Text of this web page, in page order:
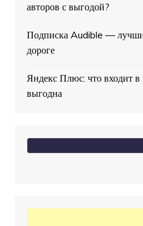
авторов с выгодой?
Подписка Audible —
дороге
Яндекс Плюс: что входит
выгодна